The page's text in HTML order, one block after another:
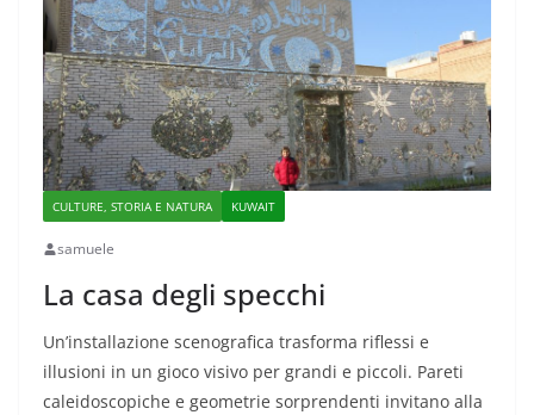
CULTURE, STORIA E NATURA KUWAIT
samuele
La casa degli specchi
Un’installazione scenografica trasforma riflessi e
illusioni in un gioco visivo per grandi e piccoli. Pareti
caleidoscopiche e geometrie sorprendenti invitano alla